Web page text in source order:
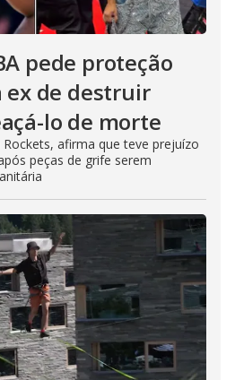
pede proteção
ex de destruir
lo de morte
afirma que teve prejuízo
peças de grife serem